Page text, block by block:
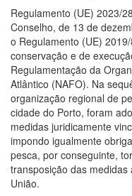
Regulamento (UE) 2023/
Conselho, de 13 de
o Regulamento (UE)
conservação e de
Regulamentação da
Atlântico (NAFO). Na
organização regional de
cidade do Porto, foram
medidas juridicamente
impondo igualmente
pesca, por conseguinte,
transposição das
União.